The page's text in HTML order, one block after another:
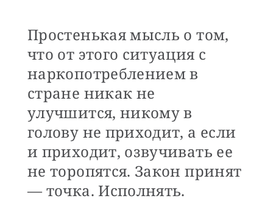
Простенькая мысль о том,
что от этого ситуация с
наркопотреблением в
стране никак не
улучшится, никому в
голову не приходит, а если
и приходит, озвучивать ее
не торопятся. Закон принят
— точка. Исполнять.